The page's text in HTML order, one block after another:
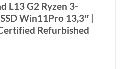
L13 G2 Ryzen 3-
Win11Pro 13,3″ |
Refurbished